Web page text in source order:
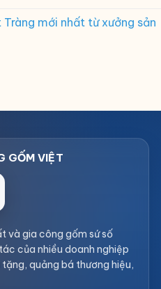
mới nhất từ xưởng sản
và gia công gốm sứ số
của nhiều doanh nghiệp
quảng bá thương hiệu,